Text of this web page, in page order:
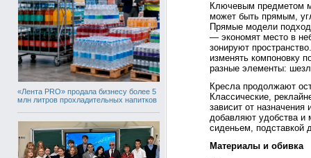
«Лента PRO» продала бизнесу более 5
млн литров прохладительных напитков
Ключевым предметом
может быть прямым,
Прямые модели
— экономят место в
зонируют
изменять компоновку
разные элементы:
Кресла продолжают
Классические,
зависит от
добавляют удобства и
сиденьем, подставкой
Материалы и обивка